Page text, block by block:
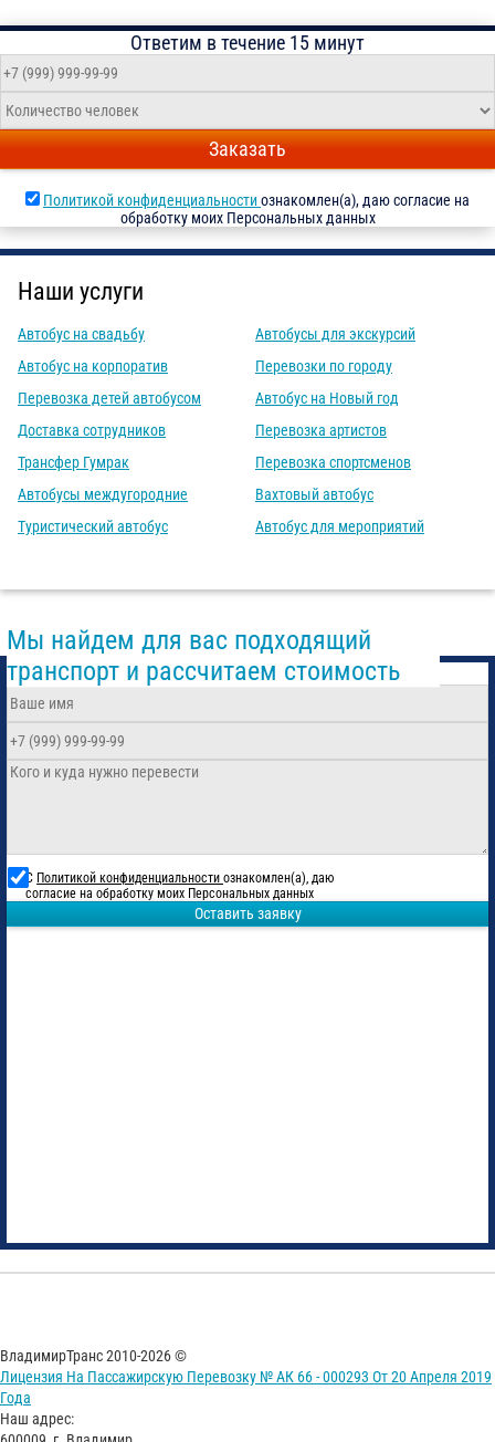
Ответим в течение 15 минут
Заказать
Политикой конфиденциальностиознакомлен(а), даю согласие на
обработку моих Персональных данных
Наши услуги
Автобус на свадьбу
Автобус на корпоратив
Перевозка детей автобусом
Доставка сотрудников
Трансфер Гумрак
Автобусы междугородние
Туристический автобус
Автобусы для экскурсий
Перевозки по городу
Автобус на Новый год
Перевозка артистов
Перевозка спортсменов
Вахтовый автобус
Автобус для мероприятий
Мы найдем для вас подходящий
транспорт и рассчитаем стоимость
С Политикой конфиденциальности ознакомлен(а), даю
согласие на обработку моих Персональных данных
Оставить заявку
ВладимирТранс 2010-2026 ©
Лицензия На Пассажирскую Перевозку № АК 66 - 000293 От 20 Апреля 2019
Года
Наш адрес: